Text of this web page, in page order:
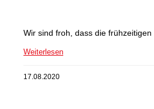
Wir sind froh, dass die frühzeitigen
Weiterlesen
17.08.2020